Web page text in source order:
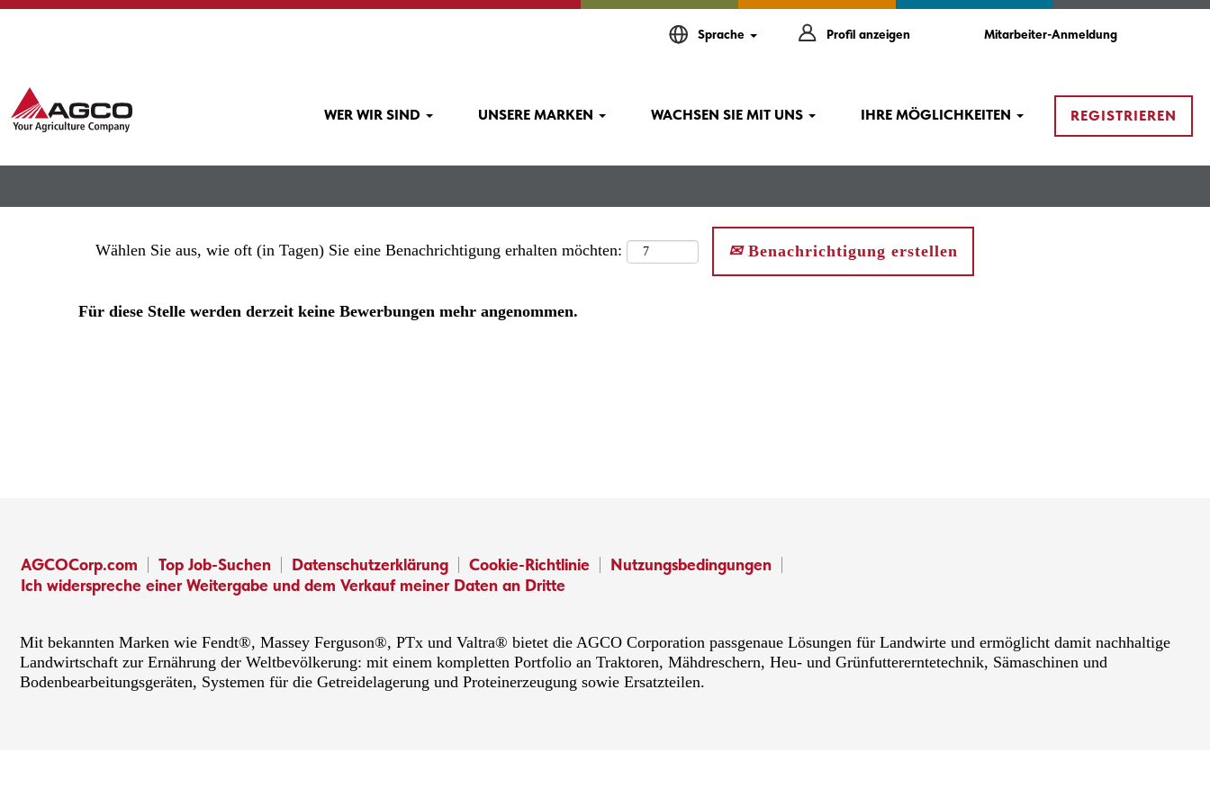
Sprache Profil anzeigen Mitarbeiter-Anmeldung
WER WIR SIND UNSERE MARKEN WACHSEN SIE MIT UNS IHRE MÖGLICHKEITEN REGISTRIEREN
Wählen Sie aus, wie oft (in Tagen) Sie eine Benachrichtigung erhalten möchten: Benachrichtigung erstellen
Für diese Stelle werden derzeit keine Bewerbungen mehr angenommen.
AGCOCorp.com Top Job-Suchen Datenschutzerklärung Cookie-Richtlinie
Nutzungsbedingungen
Ich widerspreche einer Weitergabe und dem Verkauf meiner Daten an Dritte
Mit bekannten Marken wie Fendt®, Massey Ferguson®, PTx und Valtra® bietet die AGCO Corporation passgenaue Lösungen für Landwirte und ermöglicht damit nachhaltige
Landwirtschaft zur Ernährung der Weltbevölkerung: mit einem kompletten Portfolio an Traktoren, Mähdreschern, Heu- und Grünfuttererntetechnik, Sämaschinen und
Bodenbearbeitungsgeräten, Systemen für die Getreidelagerung und Proteinerzeugung sowie Ersatzteilen.